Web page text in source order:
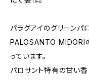
パラグアイのグリーンパ
PALOSANTO MIDORI
っています。
パロサント特有の甘い